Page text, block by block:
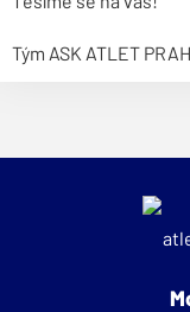
Tým ASK ATLET